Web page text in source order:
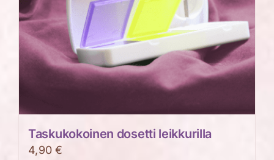
sivulla.
Taskukokoinen dosetti leikkurilla
4,90€